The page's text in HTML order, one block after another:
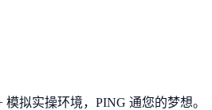
拟实操环境， PING 通您的梦想。